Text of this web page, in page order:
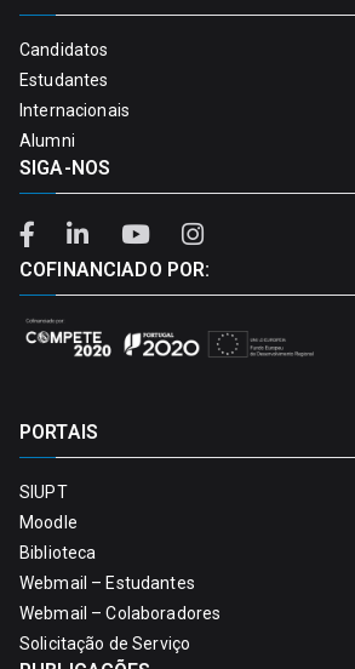
Candidatos
Estudantes
Internacionais
Alumni
SIGA-NOS
COFINANCIADO POR:
PORTAIS
SIUPT
Moodle
Biblioteca
Webmail – Estudantes
Webmail – Colaboradores
Solicitação de Serviço